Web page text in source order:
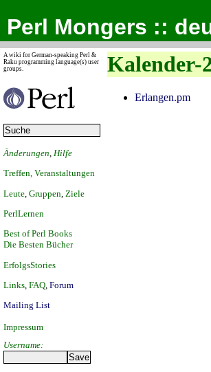
Perl Mongers ::
A wiki for German-speaking Perl &
Raku programming language(s) user
groups.
Änderungen Hilfe
Treffen, Veranstaltungen
Leute Gruppen Ziele
PerlLernen
Best of Perl Books
Die Besten Bücher
ErfolgsStories
Links FAQ Forum
Mailing List
Impressum
Kalender-
Erlangen.pm
Username: